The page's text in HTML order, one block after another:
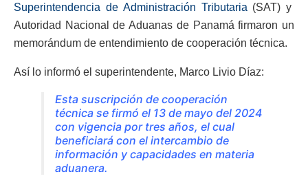
Superintendencia de Administración Tributaria (SAT) y
Autoridad Nacional de Aduanas de Panamá firmaron un
memorándum de entendimiento de cooperación técnica.
Así lo informó el superintendente, Marco Livio Díaz:
Esta suscripción de cooperación
técnica se firmó el 13 de mayo del 2024
con vigencia por tres años, el cual
beneficiará con el intercambio de
información y capacidades en materia
aduanera.